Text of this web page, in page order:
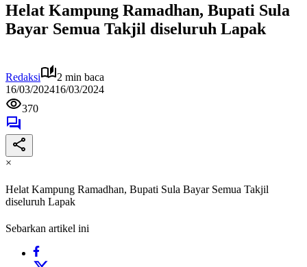
Helat Kampung Ramadhan, Bupati Sula
Bayar Semua Takjil diseluruh Lapak
Redaksi
2 min baca
16/03/202416/03/2024
370
×
Helat Kampung Ramadhan, Bupati Sula Bayar Semua Takjil
diseluruh Lapak
Sebarkan artikel ini